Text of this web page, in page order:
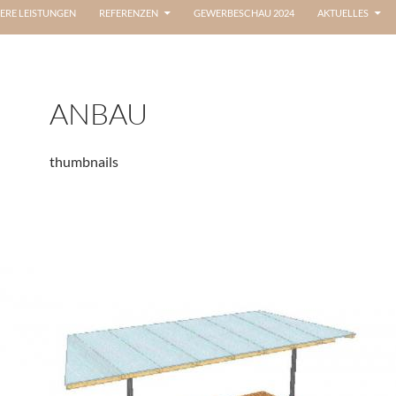
LEISTUNGEN REFERENZEN GEWERBESCHAU 2024 AKTUELLES
ANBAU
thumbnails